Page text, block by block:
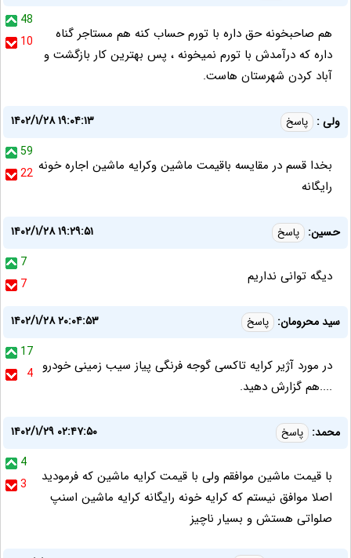
48
10
هم صاحبخونه حق داره با تورم حساب کنه هم مستاجر گناه
داره که درآمدش با تورم نمیخونه ، پس بهترین کار بازگشت و
آباد کردن شهرستان هاست.
ولی : پاسخ
۱۴۰۲/۱/۲۸ ۱۹:۰۴:۱۳
59
22 بخدا قسم در مقایسه باقیمت ماشین وکرایه ماشین اجاره خونه
رایگانه
حسین: پاسخ
۱۴۰۲/۱/۲۸ ۱۹:۲۹:۵۱
7
7
دیگه توانی نداریم
سید محرومان: پاسخ
۱۴۰۲/۱/۲۸ ۲۰:۰۴:۵۳
17
4 در مورد آژیر کرایه تاکسی گوجه فرنگی پیاز سیب زمینی خودرو
....هم گزارش دهید.‌‌
محمد: پاسخ
۱۴۰۲/۱/۲۹ ۰۲:۴۷:۵۰
4
3
با قیمت ماشین موافقم ولی با قیمت کرایه ماشین که فرمودید
اصلا موافق نیستم که ‌کرایه خونه رایگانه کرایه ماشین اسنپ
صلواتی هستش و بسیار ناچیز